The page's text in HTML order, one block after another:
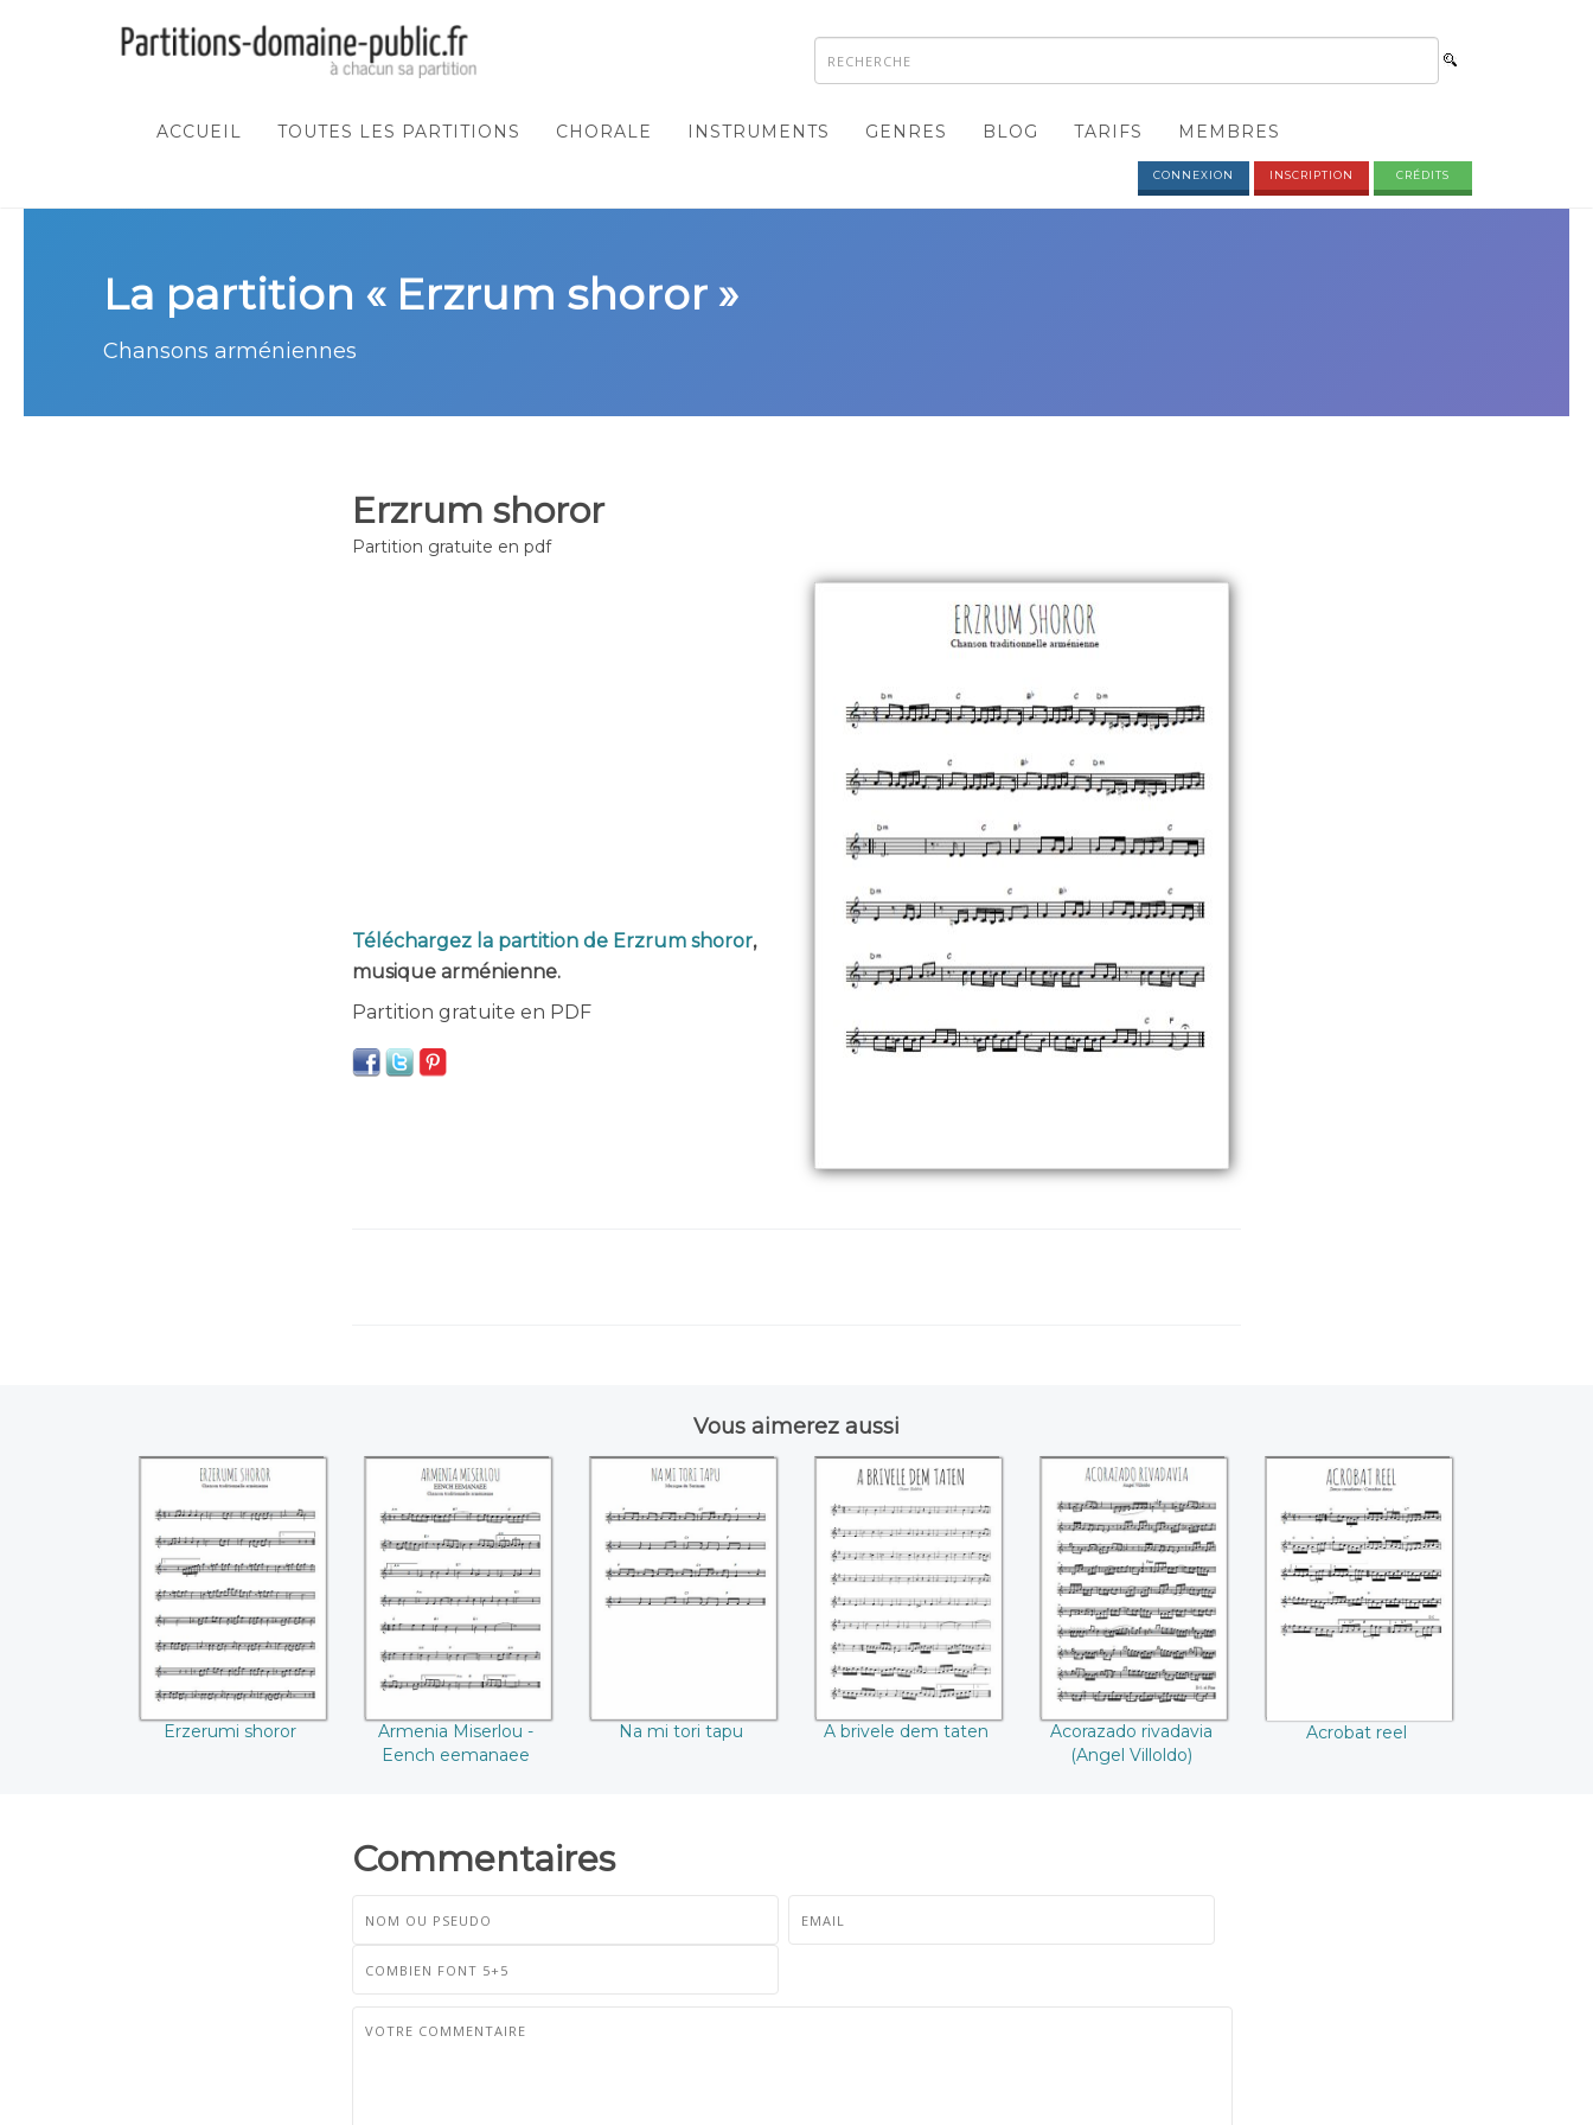
ACCUEIL TOUTES LES PARTITIONS CHORALE INSTRUMENTS GENRES BLOG TARIFS MEMBRES
CONNEXION INSCRIPTION CRÉDITS
La partition « Erzrum shoror »
Chansons arméniennes
Erzrum shoror
Partition gratuite en pdf
Téléchargez la partition de Erzrum shoror,
musique arménienne.
Partition gratuite en PDF
Vous aimerez aussi
Erzerumi shoror
Erzerumi shoror
Armenia Miserlou -
Eench eemanaee
Armenia Miserlou -
Eench eemanaee
Na mi tori tapu
Na mi tori tapu
A brivele dem
taten
A brivele dem taten
Acorazado
rivadavia (Angel
Villoldo)
Acorazado rivadavia
(Angel Villoldo)
Acrobat reel
Acrobat reel
Commentaires